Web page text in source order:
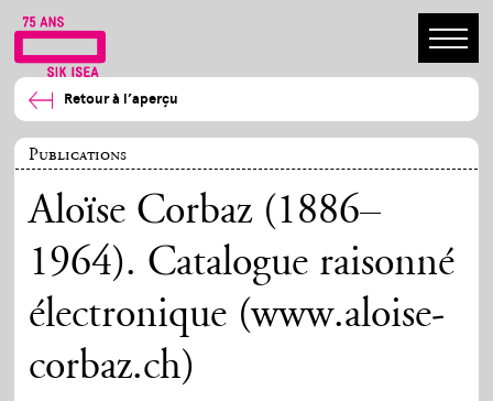
Retour à l’aperçu
Publications
Aloïse Corbaz (1886–
1964). Catalogue raisonné
électronique (www.aloise-
corbaz.ch)